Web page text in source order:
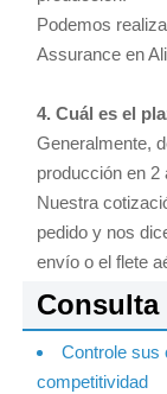
Podemos
Assurance en
4. Cuál es el
Generalmente,
producción en 2
Nuestra
pedido y nos
envío o el flete
Consulta
Controle sus
competitividad